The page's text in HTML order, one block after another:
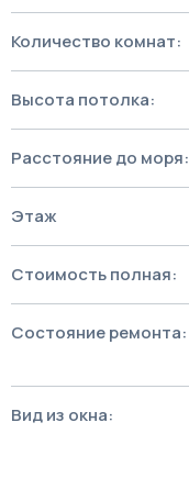
Количество комнат:
Высота потолка:
Расстояние до моря:
Этаж
Стоимость полная:
Состояние ремонта:
Вид из окна: